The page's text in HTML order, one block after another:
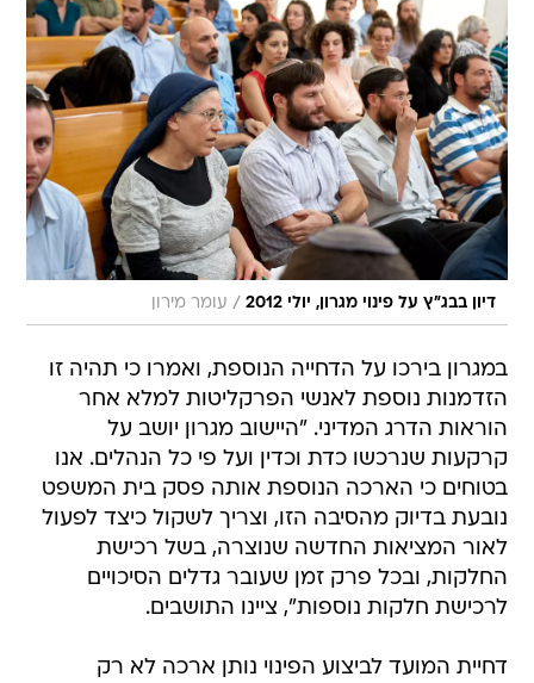
דיון בבג"ץ על פינוי מגרון, יולי 2012 / עומר מירון
במגרון בירכו על הדחייה הנוספת, ואמרו כי תהיה זו
הזדמנות נוספת לאנשי הפרקליטות למלא אחר
הוראות הדרג המדיני. "היישוב מגרון יושב על
קרקעות שנרכשו כדת וכדין ועל פי כל הנהלים. אנו
בטוחים כי הארכה הנוספת אותה פסק בית המשפט
נובעת בדיוק מהסיבה הזו, וצריך לשקול כיצד לפעול
לאור המציאות החדשה שנוצרה, בשל רכישת
החלקות, ובכל פרק זמן שעובר גדלים הסיכויים
לרכישת חלקות נוספות", ציינו התושבים.
דחיית המועד לביצוע הפינוי נותן ארכה לא רק